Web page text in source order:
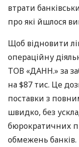
втрати
про які йшлося
Щоб відновити
операційну
ТОВ «ДАНН.» за
на $87 тис. Це
поставки з
швидко, без
бюрократичних
обмежень банків.